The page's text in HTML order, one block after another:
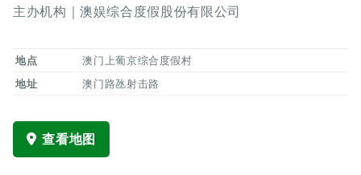
主办机构｜澳娱综合度假股份有限公司
地点
澳门上葡京综合度假村
地址
澳门路氹射击路
查看地图